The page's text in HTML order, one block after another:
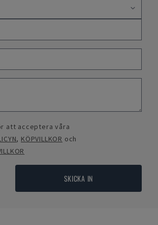
att acceptera våra
, KÖPVILLKOR och
SKICKA IN